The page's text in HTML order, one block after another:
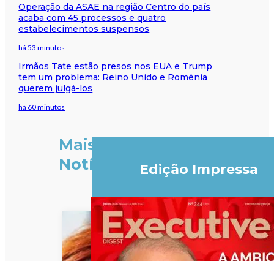
Operação da ASAE na região Centro do país
acaba com 45 processos e quatro
estabelecimentos suspensos
há 53 minutos
Irmãos Tate estão presos nos EUA e Trump
tem um problema: Reino Unido e Roménia
querem julgá-los
há 60 minutos
Mais
Notícias
Edição Impressa